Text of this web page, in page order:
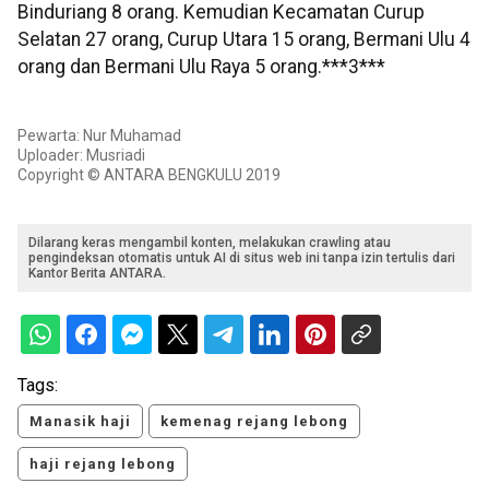
Binduriang 8 orang. Kemudian Kecamatan Curup
Selatan 27 orang, Curup Utara 15 orang, Bermani Ulu 4
orang dan Bermani Ulu Raya 5 orang.***3***
Pewarta: Nur Muhamad
Uploader: Musriadi
Copyright © ANTARA BENGKULU 2019
Dilarang keras mengambil konten, melakukan crawling atau
pengindeksan otomatis untuk AI di situs web ini tanpa izin tertulis dari
Kantor Berita ANTARA.
Tags:
Manasik haji kemenag rejang lebong
haji rejang lebong